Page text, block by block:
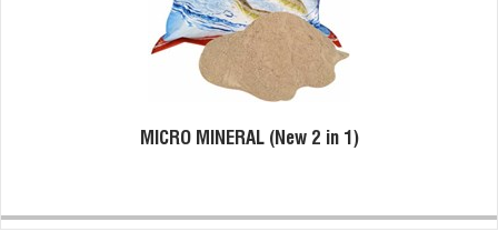
MICRO MINERAL (New 2 in 1)